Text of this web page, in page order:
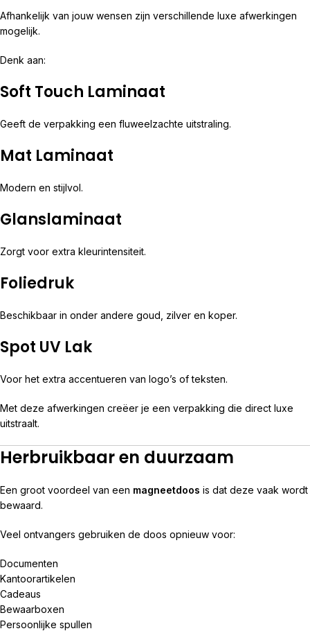
Afhankelijk van jouw wensen zijn verschillende luxe afwerkingen
mogelijk.
Denk aan:
Soft Touch Laminaat
Geeft de verpakking een fluweelzachte uitstraling.
Mat Laminaat
Modern en stijlvol.
Glanslaminaat
Zorgt voor extra kleurintensiteit.
Foliedruk
Beschikbaar in onder andere goud, zilver en koper.
Spot UV Lak
Voor het extra accentueren van logo’s of teksten.
Met deze afwerkingen creëer je een verpakking die direct luxe
uitstraalt.
Herbruikbaar en duurzaam
Een groot voordeel van een magneetdoos is dat deze vaak wordt
bewaard.
Veel ontvangers gebruiken de doos opnieuw voor:
Documenten
Kantoorartikelen
Cadeaus
Bewaarboxen
Persoonlijke spullen